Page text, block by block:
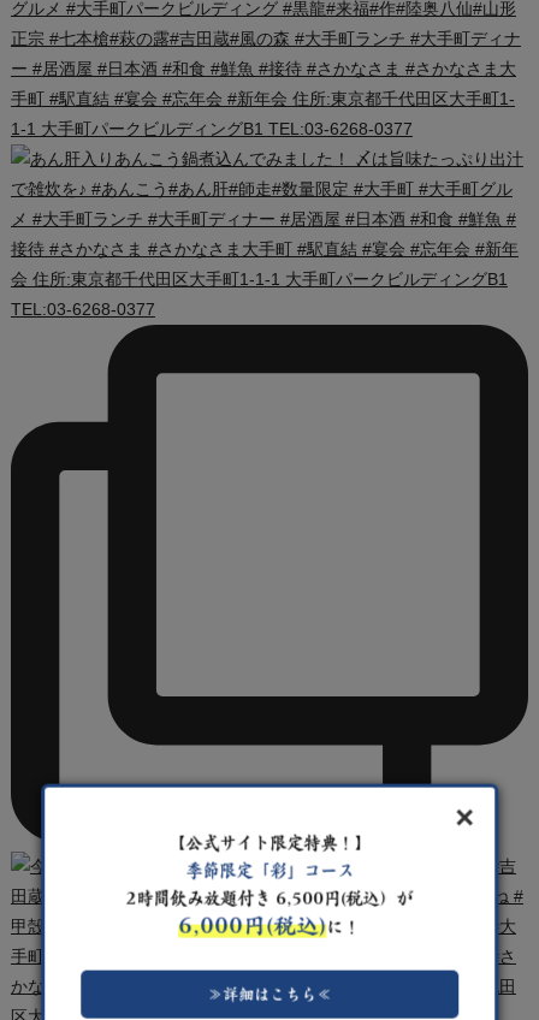
【公式サイト限定特典！】
季節限定「彩」コース
2時間飲み放題付き 6,500円(税込）が
6,000円(税込)に！
≫詳細はこちら≪